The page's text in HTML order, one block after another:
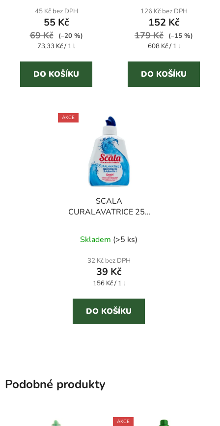
45 Kč bez DPH
55 Kč
69 Kč
(–20 %)
Měrná
73,33 Kč / 1 l
DO KOŠÍKU
produktu
je
4,2
z
5
hvězdiček.
126 Kč bez DPH
152 Kč
179 Kč
(–15 %)
Měrná
608 Kč / 1 l
DO KOŠÍKU
AKCE
SCALA
CURALAVATRICE 250
Skladem (>5 ks)
32 Kč bez DPH
39 Kč
Měrná
156 Kč / 1 l
DO KOŠÍKU
Podobné produkty
AKCE